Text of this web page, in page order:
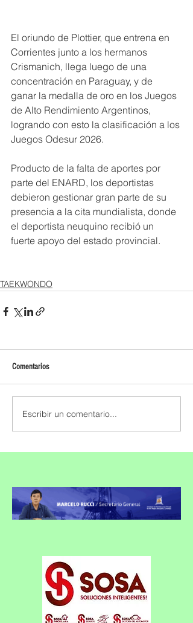
El oriundo de Plottier, que entrena en
Corrientes junto a los hermanos
Crismanich, llega luego de una
concentración en Paraguay, y de
ganar la medalla de oro en los Juegos
de Alto Rendimiento Argentinos,
logrando con esto la clasificación a los
Juegos Odesur 2026.
Producto de la falta de aportes por
parte del ENARD, los deportistas
debieron gestionar gran parte de su
presencia a la cita mundialista, donde
el deportista neuquino recibió un
fuerte apoyo del estado provincial.
TAEKWONDO
Comentarios
Escribir un comentario...